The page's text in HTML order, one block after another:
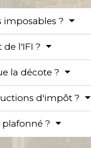
imposables ?
l'IFI ?
la décote ?
d'impôt ?
?